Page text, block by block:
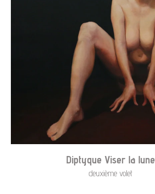
Diptyque Viser la lune
deuxième volet